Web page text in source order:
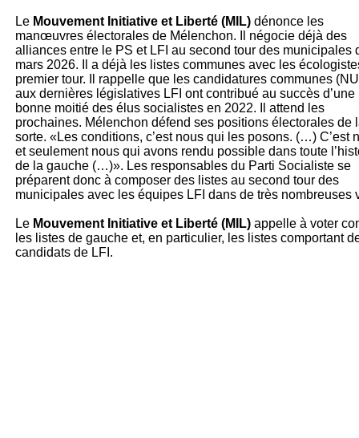
Le Mouvement Initiative et Liberté (MIL) dénonce les
manœuvres électorales de Mélenchon. Il négocie déjà des
alliances entre le PS et LFI au second tour des municipales
mars 2026. Il a déjà les listes communes avec les
premier tour. Il rappelle que les candidatures communes
aux dernières législatives LFI ont contribué au succès d’une
bonne moitié des élus socialistes en 2022. Il attend les
prochaines. Mélenchon défend ses positions électorales de
sorte. «Les conditions, c’est nous qui les posons. (…) C’est
et seulement nous qui avons rendu possible dans toute
de la gauche (…)». Les responsables du Parti Socialiste se
préparent donc à composer des listes au second tour des
municipales avec les équipes LFI dans de très nombreuses
Le Mouvement Initiative et Liberté (MIL) appelle à voter
les listes de gauche et, en particulier, les listes comportant
candidats de LFI.